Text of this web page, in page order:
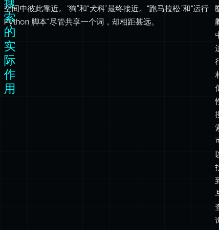
语
义
搜
索
向量嵌入将文本（或图像、音频等）转换为一组数字——高维
空间中的一个点。嵌入模型经过训练，使语义相关的文本在该
空间中彼此靠近。“狗”和“犬科”最终接近。“跑马拉松”和“运行
Python 脚本”尽管共享一个词，却相距甚远。